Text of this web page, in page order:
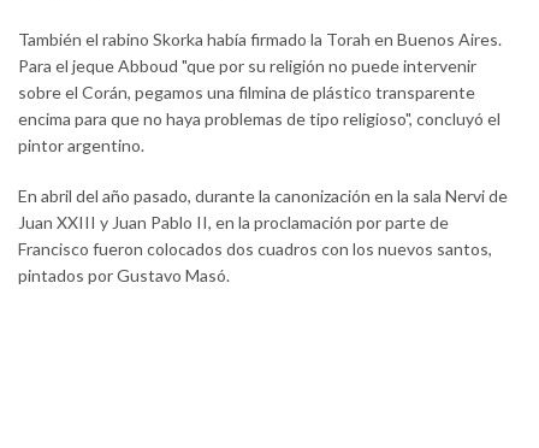
También el rabino Skorka había firmado la Torah en Buenos Aires.
Para el jeque Abboud "que por su religión no puede intervenir
sobre el Corán, pegamos una filmina de plástico transparente
encima para que no haya problemas de tipo religioso", concluyó el
pintor argentino.
En abril del año pasado, durante la canonización en la sala Nervi de
Juan XXIII y Juan Pablo II, en la proclamación por parte de
Francisco fueron colocados dos cuadros con los nuevos santos,
pintados por Gustavo Masó.